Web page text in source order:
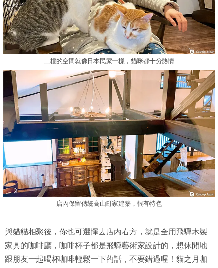
二樓的空間就像日本民家一樣，貓咪都十分熱情
店內保留傳統高山町家建築，很有特色
與貓貓相聚後，你也可選擇去店內右方，就是全用飛驒木製
家具的咖啡廳，咖啡杯子都是飛驒藝術家設計的，想休閒地
跟朋友一起喝杯咖啡輕鬆一下的話，不要錯過喔！貓之月咖